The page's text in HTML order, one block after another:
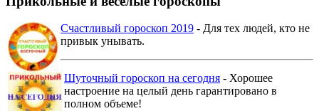
Счастливый гороскоп 2019 - Для тех людей, кто не
привык унывать.
Шуточный гороскоп на сегодня - Хорошее
настроение на целый день гарантировано в
полном объеме!